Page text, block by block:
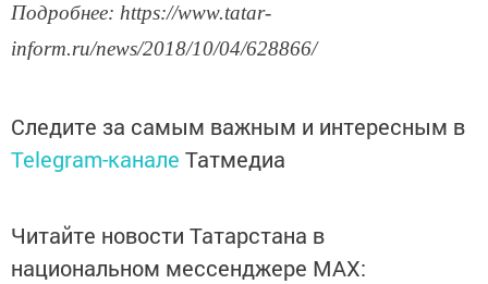
Подробнее: https://www.tatar-
inform.ru/news/2018/10/04/628866/
Следите за самым важным и интересным в
Telegram-канале Татмедиа
Читайте новости Татарстана в
национальном мессенджере MАХ: